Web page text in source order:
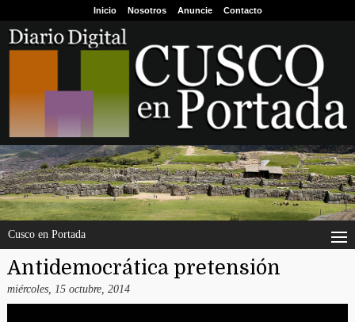
Inicio Nosotros Anuncie Contacto
Cusco en Portada
Antidemocrática pretensión
miércoles, 15 octubre, 2014